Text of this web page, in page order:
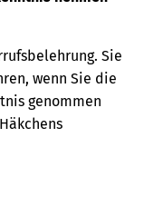
Sie
wenn Sie die
genommen